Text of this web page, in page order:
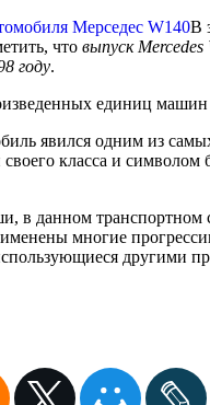
В
что выпуск
году.
единиц машин
явился одним из
своего класса и символом
в данном транспортном
многие
другими